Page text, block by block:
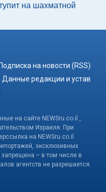
на шахматной
Подписка на новости (RSS)
Данные редакции и устав
на сайте NEWSru.co.il ,
Израиля. При
на NEWSru.co.il
эксклюзивных
запрещена – в том числе в
агентств не разрешается.